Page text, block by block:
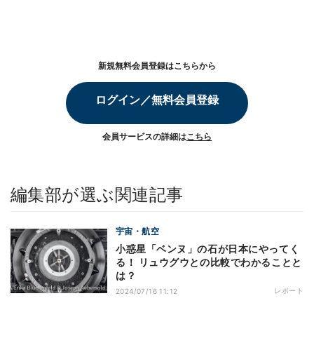
新規無料会員登録はこちらから
ログイン／無料会員登録
会員サービスの詳細はこちら
編集部が選ぶ関連記事
宇宙・航空
小惑星「ベンヌ」の石が日本にやってく
る！ リュウグウとの比較でわかることと
は？
2024/07/16 11:12 レポート